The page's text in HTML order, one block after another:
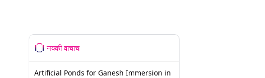
नक्की वाचाच
Artificial Ponds for Ganesh Immersion in